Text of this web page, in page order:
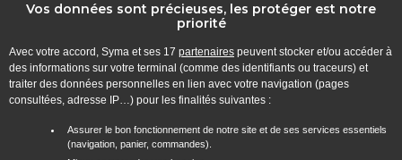
ACTIVER
Autre solution :EnvoyezACTIVEpar SMS au20555
Vos données sont précieuses, les protéger est notre
priorité
Avec votre accord, Syma et ses 17 partenaires peuvent stocker et/ou accéder à
des informations sur votre terminal (comme des identifiants ou traceurs) et
traiter des données personnelles en lien avec votre navigation (pages
consultées, adresse IP…) pour les finalités suivantes :
Assurer le bon fonctionnement de notre site et de ses services essentiels
(navigation, panier, commandes).